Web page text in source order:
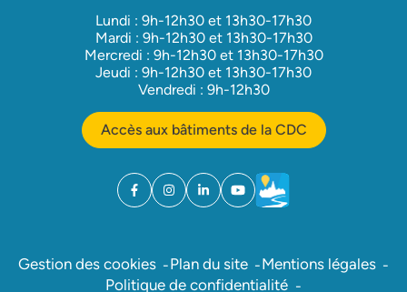
Lundi : 9h-12h30 et 13h30-17h30
Mardi : 9h-12h30 et 13h30-17h30
Mercredi : 9h-12h30 et 13h30-17h30
Jeudi : 9h-12h30 et 13h30-17h30
Vendredi : 9h-12h30
Accès aux bâtiments de la CDC
Facebook
(ouverture dans un nouvel onglet)
Instagram
(ouverture dans un nouvel onglet)
Linkedin
(ouverture dans un nouvel onglet)
YouTube
(ouverture dans un nouvel
Météo
(ouverture dans un
Gestion des cookies Plan du site
Mentions légales
Politique de confidentialité